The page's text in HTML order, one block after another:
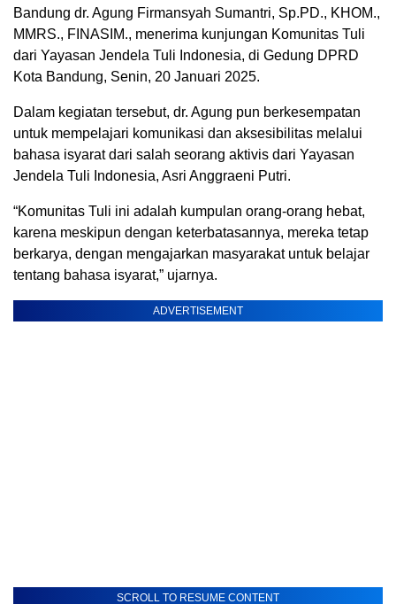
Bandung dr. Agung Firmansyah Sumantri, Sp.PD., KHOM.,
MMRS., FINASIM., menerima kunjungan Komunitas Tuli
dari Yayasan Jendela Tuli Indonesia, di Gedung DPRD
Kota Bandung, Senin, 20 Januari 2025.
Dalam kegiatan tersebut, dr. Agung pun berkesempatan
untuk mempelajari komunikasi dan aksesibilitas melalui
bahasa isyarat dari salah seorang aktivis dari Yayasan
Jendela Tuli Indonesia, Asri Anggraeni Putri.
“Komunitas Tuli ini adalah kumpulan orang-orang hebat,
karena meskipun dengan keterbatasannya, mereka tetap
berkarya, dengan mengajarkan masyarakat untuk belajar
tentang bahasa isyarat,” ujarnya.
ADVERTISEMENT
SCROLL TO RESUME CONTENT